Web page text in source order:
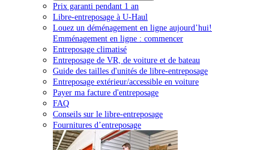
Prix garanti pendant 1 an
Libre-entreposage à U-Haul
Louez un déménagement en ligne aujourd’hui!
Emménagement en ligne : commencer
Entreposage climatisé
Entreposage de VR, de voiture et de bateau
Guide des tailles d'unités de libre-entreposage
Entreposage extérieur/accessible en voiture
Payer ma facture d'entreposage
FAQ
Conseils sur le libre-entreposage
Fournitures d’entreposage